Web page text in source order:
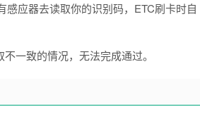
应器去读取你的识别码，ETC刷卡时自
一致的情况，无法完成通过。